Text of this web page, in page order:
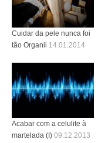
Cuidar da pele nunca foi
tão Organii 14.01.2014
Acabar com a celulite à
martelada (I) 09.12.2013